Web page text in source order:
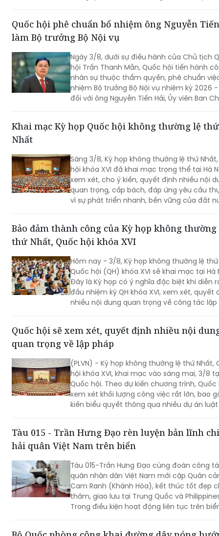
Ngày 3/8, dưới sự điều hành của Chủ tịch
hội Trần Thanh Mẫn, Quốc hội tiến hành
nhân sự thuộc thẩm quyền, phê chuẩn
nhiệm Bộ trưởng Bộ Nội vụ nhiệm kỳ 2026 -
đối với ông Nguyễn Tiến Hải, Ủy viên Ban
hành Trung ương Đảng, quyền Bộ trưởng
vụ.
Khai mạc Kỳ họp Quốc hội không thường lệ thứ
Sáng 3/8, Kỳ họp không thường lệ thứ
xem xét, cho ý kiến, quyết định nhiều nội
quan trọng, cấp bách, đáp ứng yêu cầu
vì sự phát triển nhanh, bền vững của đất
Bảo đảm thành công của Kỳ họp không thường
Hôm nay - 3/8, Kỳ họp không thường lệ
Quốc hội (QH) khóa XVI sẽ khai mạc tại Hà
Đây là Kỳ họp có ý nghĩa đặc biệt khi diễn
đầu nhiệm kỳ QH khóa XVI, xem xét, quyết
nhiều nội dung quan trọng về công tác lập
công tác nhân sự và các vấn đề thuộc
quyền của QH. Việc các cơ quan của QH
phủ khẩn trương hoàn tất công tác chuẩn
nhanh chóng đi vào cuộc sống thông qua
quyết sách kịp thời của QH.
Quốc hội sẽ xem xét, quyết định nhiều nội
(PLVN) - Kỳ họp không thường lệ thứ Nhất,
hội khóa XVI, khai mạc vào sáng mai, 3/8
Quốc hội. Theo dự kiến chương trình, Quốc
xem xét khối lượng công việc rất lớn, bao
kiến biểu quyết thông qua nhiều dự án
trọng...
Tàu 015 - Trần Hưng Đạo rèn luyện bản lĩnh
Tàu 015-Trần Hưng Đạo cùng đoàn công
quân nhân dân Việt Nam mới cập Quân
Cam Ranh (Khánh Hòa), kết thúc tốt đẹp
thăm, giao lưu tại Trung Quốc và
Trong điều kiện hoạt động liên tục trên
đã duy trì nghiêm các chế độ trực sẵn
chiến đấu, trực canh, đi ca; tổ chức luyện
các phương án...
Bộ Quốc phòng công khai đường dây nóng